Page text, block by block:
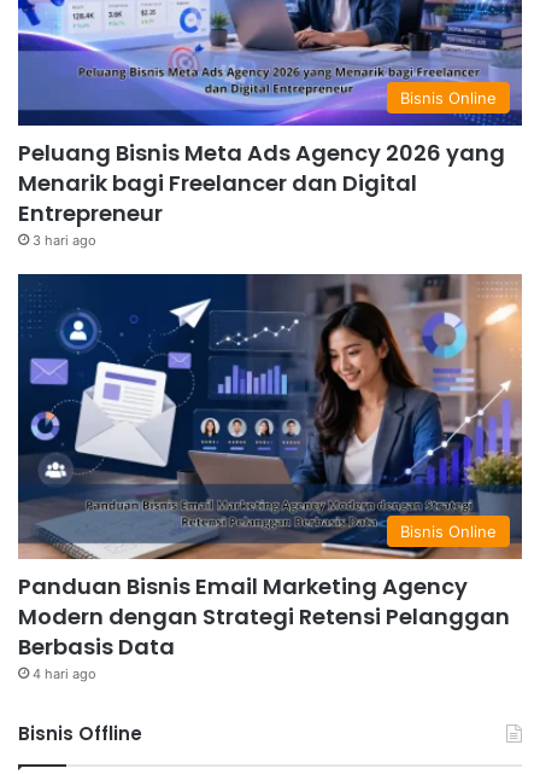
Bisnis Online
Peluang Bisnis Meta Ads Agency 2026 yang
Menarik bagi Freelancer dan Digital
Entrepreneur
3 hari ago
Bisnis Online
Panduan Bisnis Email Marketing Agency
Modern dengan Strategi Retensi Pelanggan
Berbasis Data
4 hari ago
Bisnis Offline